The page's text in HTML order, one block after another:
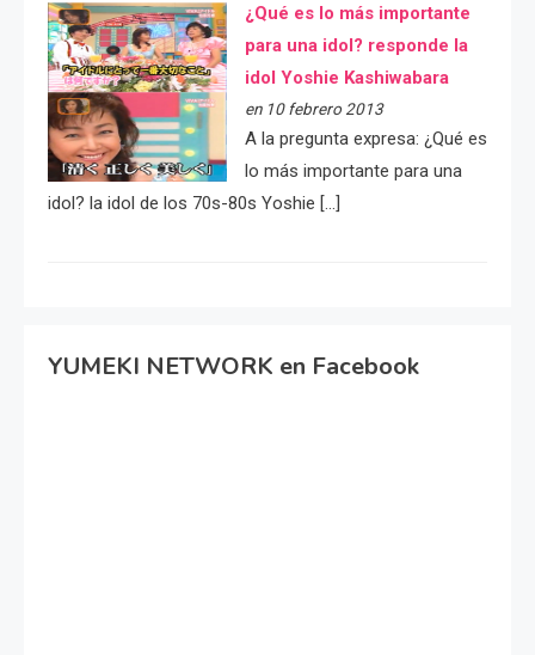
¿Qué es lo más importante
para una idol? responde la
idol Yoshie Kashiwabara
en 10 febrero 2013
A la pregunta expresa: ¿Qué es
lo más importante para una
idol? la idol de los 70s-80s Yoshie […]
YUMEKI NETWORK en Facebook